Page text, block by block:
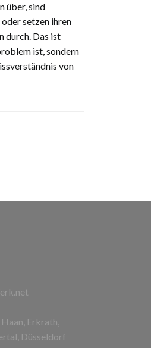
über, sind
setzen ihren
durch. Das ist
ist, sondern
von
Erkrath,
Düsseldorf